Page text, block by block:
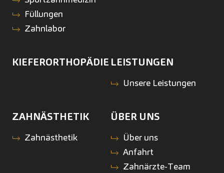
Füllungen
Zahnlabor
KIEFERORTHOPÄDIE LEISTUNGEN
Unsere Leistungen
ZAHNÄSTHETIK
Zahnästhetik
ÜBER UNS
Über uns
Anfahrt
Zahnärzte-Team